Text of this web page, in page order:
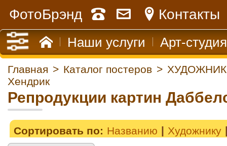
ФотоБрэнд Контакты
Наши услуги Арт-студия
Главная > Каталог постеров >
Хендрик
Репродукции картин
Сортировать по: Названию Художнику